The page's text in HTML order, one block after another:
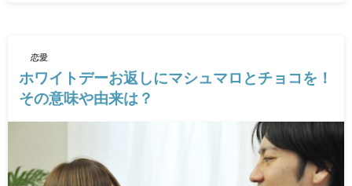
恋愛
ホワイトデーお返しにマシュマロとチョコを！
その意味や由来は？